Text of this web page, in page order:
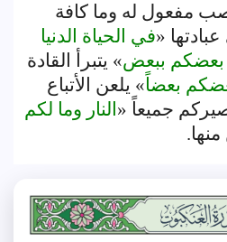
مفعول له وما كافة
«في الحياة الدنيا
بعضكم ببعض» يتبرأ القادة
بعضاً» يلعن الأتباع
جميعاً « النار وما لكم